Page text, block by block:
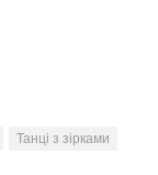
Танці з зірками